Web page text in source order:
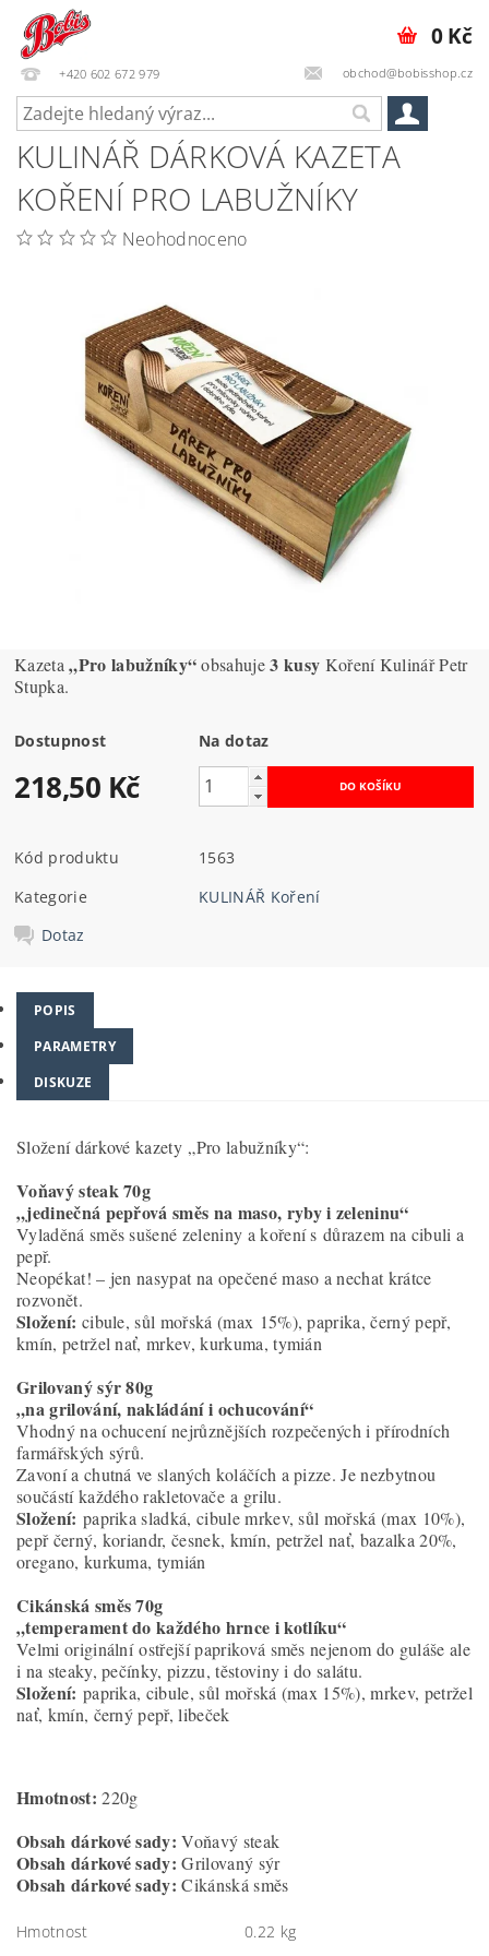
+420 602 672 979 obchod@bobisshop.cz
0 Kč
KULINÁŘ DÁRKOVÁ KAZETA
KOŘENÍ PRO LABUŽNÍKY
Neohodnoceno
Kazeta„Pro labužníky“obsahuje3 kusy Koření Kulinář Petr
Stupka.
Dostupnost Na dotaz
218,50 Kč
Kód produktu
1563
Kategorie
KULINÁŘ Koření
Dotaz
POPIS
PARAMETRY
DISKUZE
Složení dárkové kazety „Pro labužníky“:
Voňavý steak 70g
„jedinečná pepřová směs na maso, ryby i zeleninu“
Vyladěná směs sušené zeleniny a koření s důrazem na cibuli a
pepř.
Neopékat! – jen nasypat na opečené maso a nechat krátce
rozvonět.
Složení: cibule, sůl mořská (max 15%), paprika, černý pepř,
kmín, petržel nať, mrkev, kurkuma, tymián
Grilovaný sýr 80g
„na grilování, nakládání i ochucování“
Vhodný na ochucení nejrůznějších rozpečených i přírodních
farmářských sýrů.
Zavoní a chutná ve slaných koláčích a pizze. Je nezbytnou
součástí každého rakletovače a grilu.
Složení: paprika sladká, cibule mrkev, sůl mořská (max 10%),
pepř černý, koriandr, česnek, kmín, petržel nať, bazalka 20%,
oregano, kurkuma, tymián
Cikánská směs 70g
„temperament do každého hrnce i kotlíku“
Velmi originální ostřejší papriková směs nejenom do guláše ale
i na steaky, pečínky, pizzu, těstoviny i do salátu.
Složení: paprika, cibule, sůl mořská (max 15%), mrkev, petržel
nať, kmín, černý pepř, libeček
Hmotnost: 220g
Obsah dárkové sady: Voňavý steak
Obsah dárkové sady: Grilovaný sýr
Obsah dárkové sady: Cikánská směs
Hmotnost 0.22 kg